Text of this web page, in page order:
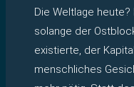
Die Weltlage
solange der
existierte, der
menschliches